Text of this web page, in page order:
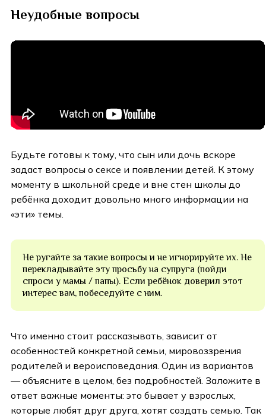
Неудобные вопросы
Будьте готовы к тому, что сын или дочь вскоре
задаст вопросы о сексе и появлении детей. К этому
моменту в школьной среде и вне стен школы до
ребёнка доходит довольно много информации на
«эти» темы.
Не ругайте за такие вопросы и не игнорируйте их. Не
перекладывайте эту просьбу на супруга (пойди
спроси у мамы / папы). Если ребёнок доверил этот
интерес вам, побеседуйте с ним.
Что именно стоит рассказывать, зависит от
особенностей конкретной семьи, мировоззрения
родителей и вероисповедания. Один из вариантов
— объясните в целом, без подробностей. Заложите в
ответ важные моменты: это бывает у взрослых,
которые любят друг друга, хотят создать семью. Так